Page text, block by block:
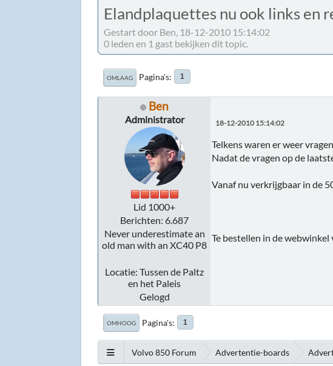
Elandplaquettes nu ook links en
Gestart door Ben, 18-12-2010 15:14:02
0 leden en 1 gast bekijken dit topic.
OMLAAG Pagina's 1
Ben
Administrator
Lid 1000+
Berichten: 6.687
Never underestimate an
old man with an XC40 P8
Locatie: Tussen de Paltz
en het Paleis
Gelogd
18-12-2010 15:14:02
Telkens waren er weer
Nadat de vragen op de
Vanaf nu verkrijgbaar in de
Te bestellen in de webwinkel
OMHOOG Pagina's 1
Volvo 850 Forum Advertentie-boards